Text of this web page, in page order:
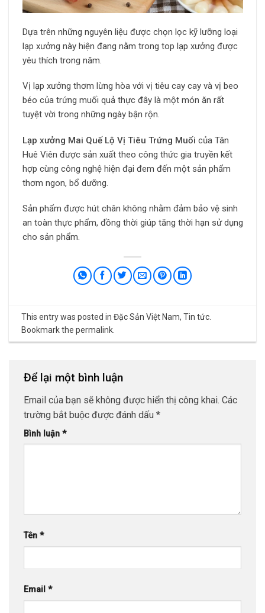
Dựa trên những nguyên liệu được chọn lọc kỹ lưỡng loại
lạp xưởng này hiện đang nằm trong top lạp xưởng được
yêu thích trong năm.
Vị lạp xưởng thơm lừng hòa với vị tiêu cay cay và vị beo
béo của trứng muối quả thực đây là một món ăn rất
tuyệt vời trong những ngày bận rộn.
Lạp xưởng Mai Quế Lộ Vị Tiêu Trứng Muối của Tân
Huê Viên được sản xuất theo công thức gia truyền kết
hợp cùng công nghệ hiện đại đem đến một sản phẩm
thơm ngon, bổ dưỡng.
Sản phẩm được hút chân không nhằm đảm bảo vệ sinh
an toàn thực phẩm, đồng thời giúp tăng thời hạn sử dụng
cho sản phẩm.
This entry was posted in Đặc Sản Việt Nam, Tin tức
Bookmark the permalink
Để lại một bình luận
Email của bạn sẽ không được hiển thị công khai. Các
trường bắt buộc được đánh dấu *
Bình luận *
Tên *
Email *